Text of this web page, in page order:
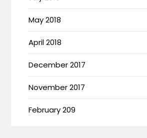
May 2018
April 2018
December 2017
November 2017
February 209